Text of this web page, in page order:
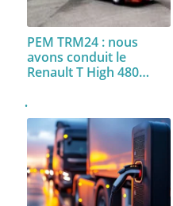
PEM TRM24 : nous
avons conduit le
Renault T High 480…